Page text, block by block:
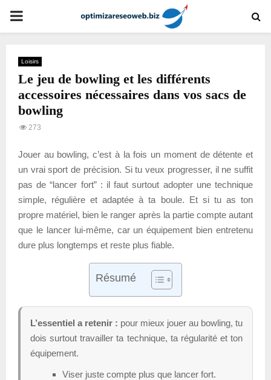
PRIMARY
Loisirs
Le jeu de bowling et les différents
accessoires nécessaires dans vos sacs de
bowling
273
Jouer au bowling, c’est à la fois un moment de détente et
un vrai sport de précision. Si tu veux progresser, il ne suffit
pas de “lancer fort” : il faut surtout adopter une technique
simple, régulière et adaptée à ta boule. Et si tu as ton
propre matériel, bien le ranger après la partie compte autant
que le lancer lui-même, car un équipement bien entretenu
dure plus longtemps et reste plus fiable.
Résumé
L’essentiel a retenir : pour mieux jouer au bowling, tu
dois surtout travailler ta technique, ta régularité et ton
équipement.
Viser juste compte plus que lancer fort.